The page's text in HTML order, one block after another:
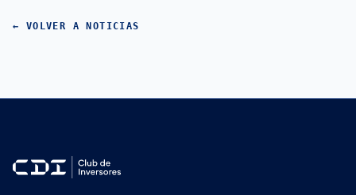
← VOLVER A NOTICIAS